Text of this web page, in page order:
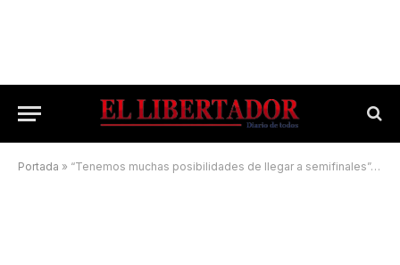
Portada » “Tenemos muchas posibilidades de llegar a semifinales”, la frase de un rival de la Argentina